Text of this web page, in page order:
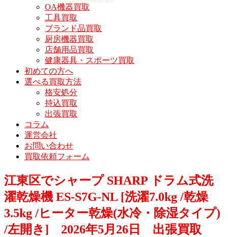
OA機器買取
工具買取
ブランド品買取
厨房機器買取
店舗用品買取
健康器具・スポーツ買取
初めての方へ
選べる買取方法
格安処分
持込買取
出張買取
コラム
運営会社
お問い合わせ
買取依頼フォーム
江東区でシャープ SHARP ドラム式洗
濯乾燥機 ES-S7G-NL [洗濯7.0kg /乾燥
3.5kg /ヒーター乾燥(水冷・除湿タイプ)
/左開き] 2026年5月26日 出張買取